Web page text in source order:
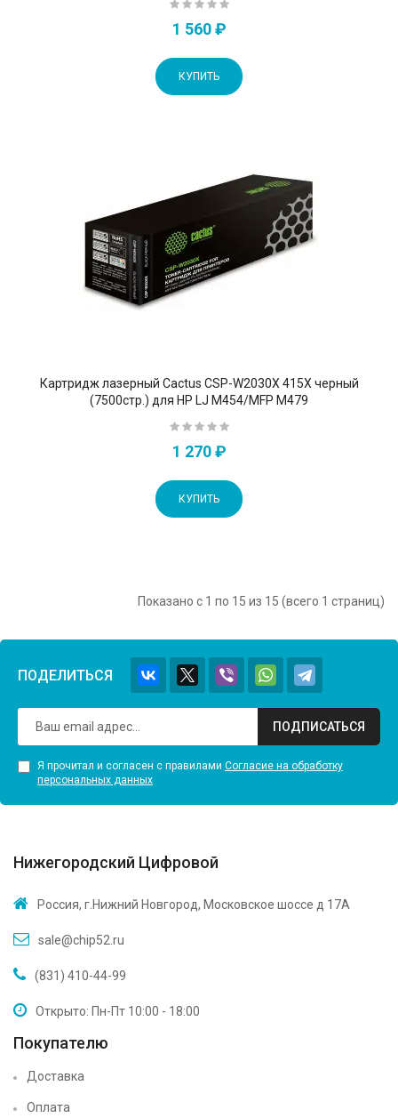
1 560 ₽
КУПИТЬ
Картридж лазерный Cactus CSP-W2030X 415X черный
(7500стр.) для HP LJ M454/MFP M479
1 270 ₽
КУПИТЬ
Показано с 1 по 15 из 15 (всего 1 страниц)
ПОДЕЛИТЬСЯ
ПОДПИСАТЬСЯ
Я прочитал и согласен с правилами Согласие на обработку
персональных данных
Нижегородский Цифровой
Россия, г.Нижний Новгород, Московское шоссе д 17А
sale@chip52.ru
(831) 410-44-99
Открыто: Пн-Пт 10:00 - 18:00
Покупателю
Доставка
Оплата